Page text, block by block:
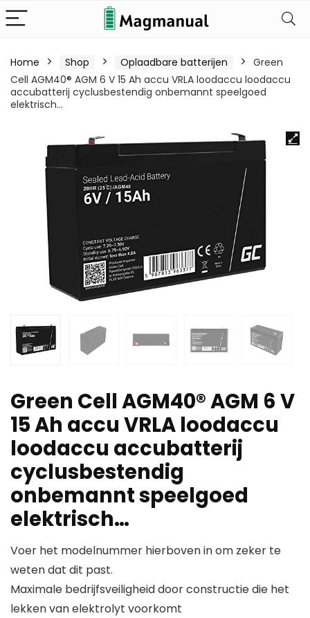
Home Shop Oplaadbare batterijen
Green
Cell AGM40® AGM 6 V 15 Ah accu VRLA loodaccu loodaccu
accubatterij cyclusbestendig onbemannt speelgoed
elektrisch…
Green Cell AGM40® AGM 6 V
15 Ah accu VRLA loodaccu
loodaccu accubatterij
cyclusbestendig
onbemannt speelgoed
elektrisch…
Voer het modelnummer hierboven in om zeker te
weten dat dit past.
Maximale bedrijfsveiligheid door constructie die het
lekken van elektrolyt voorkomt